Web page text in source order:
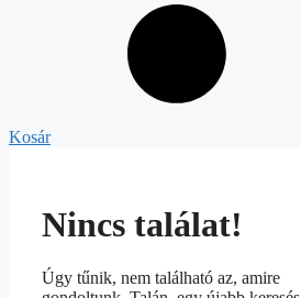
Kosár
Nincs találat!
Úgy tűnik, nem található az, amire